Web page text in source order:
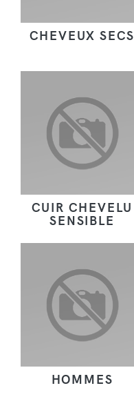
CHEVEUX SECS
CUIR CHEVELU
SENSIBLE
HOMMES